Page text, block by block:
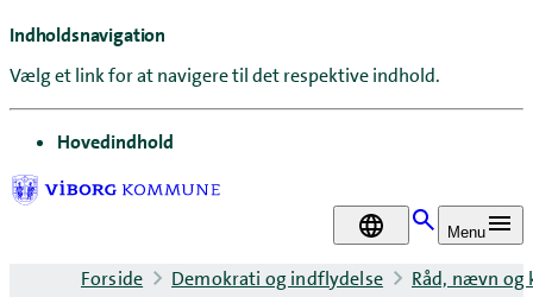
Indholdsnavigation
Vælg et link for at navigere til det respektive indhold.
gå til
Hovedindhold
DA Menu
Forside Demokrati og indflydelse Råd, nævn og